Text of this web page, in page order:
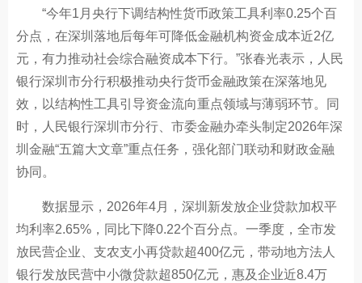
“今年1月央行下调结构性货币政策工具利率0.25个百
分点，在深圳落地后每年可降低金融机构资金成本近2亿
元，有力推动社会综合融资成本下行。”张春光表示，人民
银行深圳市分行积极推动央行货币金融政策在深落地见
效，以结构性工具引导资金流向重点领域与薄弱环节。同
时，人民银行深圳市分行、市委金融办牵头制定2026年深
圳金融“五篇大文章”重点任务，强化部门联动和财政金融
协同。
数据显示，2026年4月，深圳新发放企业贷款加权平
均利率2.65%，同比下降0.22个百分点。一季度，全市发
放民营企业、支农支小再贷款超400亿元，带动地方法人
银行发放民营中小微贷款超850亿元，惠及企业近8.4万